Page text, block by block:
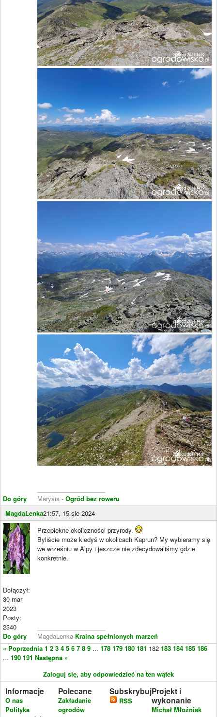
Do góry
Marysia - Ogród bez roweru
MagdaLenka21:57, 15 sie 2024
Dołączył:
30 mar
2023
Posty:
2340
Do góry
Przepiękne okoliczności przyrody.
Byliście może kiedyś w okolicach Kaprun? My wybieramy się
we wrześniu w Alpy i jeszcze nie zdecydowaliśmy gdzie
konkretnie.
MagdaLenka Kraina spełnionych marzeń
« Poprzednia 1 2 3 4 5 6 7 8 9 ... 178 179 180 181 182 183 184 185 186
... 190 191 Następna »
Zaloguj się, aby odpowiedzieć na ten wątek
Informacje
O nas
Polityka
Polecane
Zakładanie
ogrodów
Subskrybuj
RSS
Projekt i
wykonanie
Michał Młoźniak